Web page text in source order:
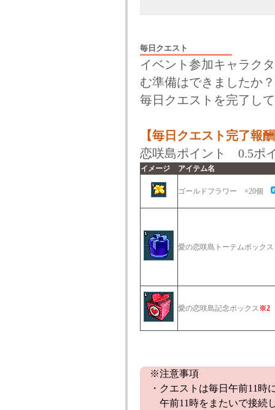
毎日クエスト
イベント参加キャラク
む準備はできましたか
毎日クエストを完了し
【毎日クエスト完了報
恋咲島ポイント 0.5ポ
イメージ アイテム名
ゴールドフラワー ×20個
愛の恋咲島トーテムボック
愛の恋咲島記念ボックス※2
※注意事項
・クエストは毎日午前11時
午前11時をまたいで接続し